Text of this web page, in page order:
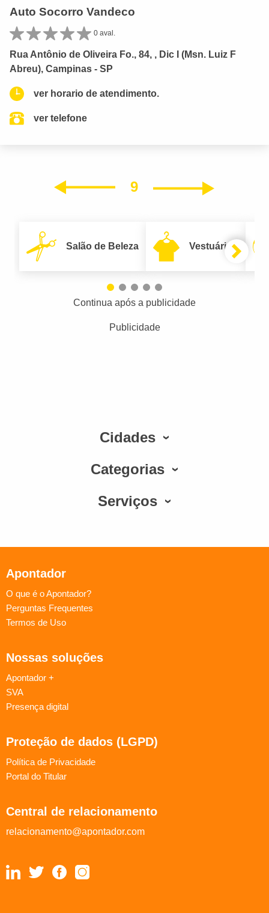
Auto Socorro Vandeco
0 aval.
Rua Antônio de Oliveira Fo., 84, , Dic I (Msn. Luiz F
Abreu), Campinas - SP
ver horario de atendimento.
ver telefone
9
Salão de Beleza Vestuário
Continua após a publicidade
Publicidade
Cidades
Categorias
Serviços
Apontador
O que é o Apontador?
Perguntas Frequentes
Termos de Uso
Nossas soluções
Apontador +
SVA
Presença digital
Proteção de dados (LGPD)
Política de Privacidade
Portal do Titular
Central de relacionamento
relacionamento@apontador.com